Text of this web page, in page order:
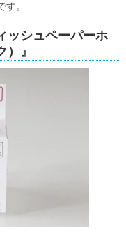
。
ッシュペーパーホ
』